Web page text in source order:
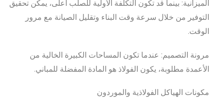
الميزانية: بينما قد تكون التكلفة الأولية للصلب أعلى، يمكن تحقيق
التوفير من خلال سرعة وقت البناء وتقليل الصيانة مع مرور
الوقت.
مرونة التصميم: عندما تكون المساحات الكبيرة الخالية من
الأعمدة مطلوبة، يكون الفولاذ هو المادة المفضلة للمباني.
مكونات الهياكل الفولاذية والموردون